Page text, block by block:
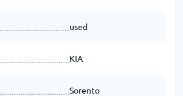
used
KIA
Sorento